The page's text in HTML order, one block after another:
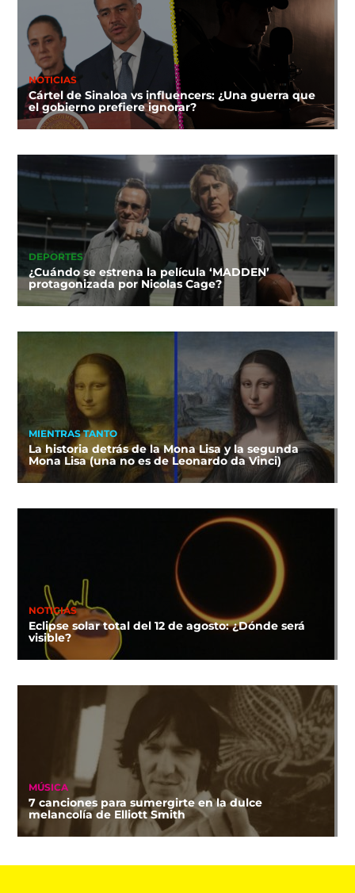
NOTICIAS
Cártel de Sinaloa vs influencers: ¿Una guerra que
el gobierno prefiere ignorar?
DEPORTES
¿Cuándo se estrena la película ‘MADDEN’
protagonizada por Nicolas Cage?
MIENTRAS TANTO
La historia detrás de la Mona Lisa y la segunda
Mona Lisa (una no es de Leonardo da Vinci)
NOTICIAS
Eclipse solar total del 12 de agosto: ¿Dónde será
visible?
MÚSICA
7 canciones para sumergirte en la dulce
melancolía de Elliott Smith